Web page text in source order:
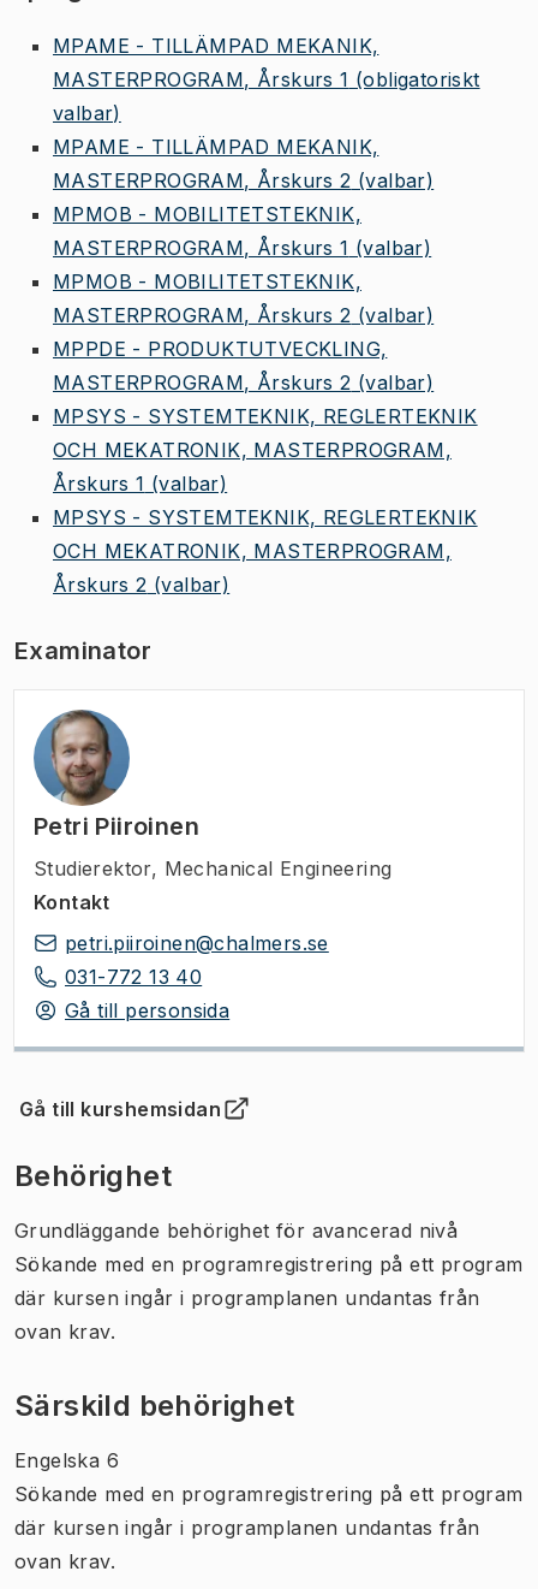
MPAME - TILLÄMPAD MEKANIK,
MASTERPROGRAM, Årskurs 1 (obligatoriskt
valbar)
MPAME - TILLÄMPAD MEKANIK,
MASTERPROGRAM, Årskurs 2 (valbar)
MPMOB - MOBILITETSTEKNIK,
MASTERPROGRAM, Årskurs 1 (valbar)
MPMOB - MOBILITETSTEKNIK,
MASTERPROGRAM, Årskurs 2 (valbar)
MPPDE - PRODUKTUTVECKLING,
MASTERPROGRAM, Årskurs 2 (valbar)
MPSYS - SYSTEMTEKNIK, REGLERTEKNIK
OCH MEKATRONIK, MASTERPROGRAM,
Årskurs 1 (valbar)
MPSYS - SYSTEMTEKNIK, REGLERTEKNIK
OCH MEKATRONIK, MASTERPROGRAM,
Årskurs 2 (valbar)
Examinator
Petri Piiroinen
Studierektor, Mechanical Engineering
Kontakt
petri.piiroinen@chalmers.se
031-772 13 40
Gå till personsida
Gå till kurshemsidan
(Öppnas i ny flik)
Behörighet
Grundläggande behörighet för avancerad nivå
Sökande med en programregistrering på ett program
där kursen ingår i programplanen undantas från
ovan krav.
Särskild behörighet
Engelska 6
Sökande med en programregistrering på ett program
där kursen ingår i programplanen undantas från
ovan krav.